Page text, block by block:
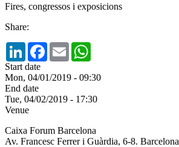
Fires, congressos i exposicions
Share:
LinkedInFacebook
Email
Start date
Mon, 04/01/2019 - 09:30
End date
Tue, 04/02/2019 - 17:30
Venue
Caixa Forum Barcelona
Av. Francesc Ferrer i Guàrdia, 6-8. Barcelona